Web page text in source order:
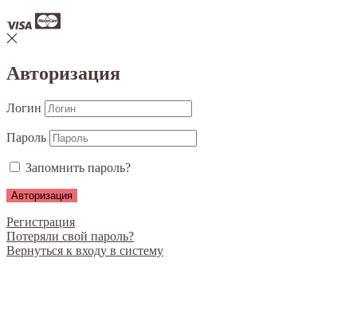
Авторизация
Логин
Пароль
Запомнить пароль?
Регистрация
Потеряли свой пароль?
Вернуться к входу в систему